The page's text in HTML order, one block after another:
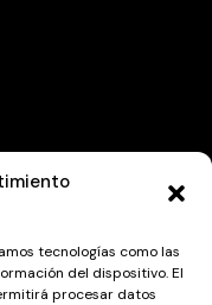
tecnologías como las
del dispositivo. El
procesar datos